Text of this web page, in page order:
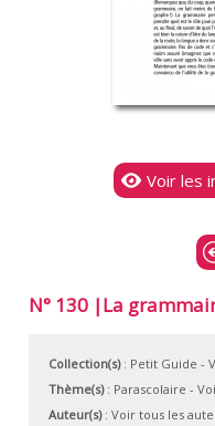
Voir les
N° 130 |La
Collection(s): Petit Guide -
Thème(s): Parascolaire -
Auteur(s): Voir tous les